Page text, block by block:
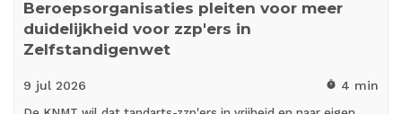
Beroepsorganisaties pleiten voor meer
duidelijkheid voor zzp'ers in
Zelfstandigenwet
9 jul 2026 timer 4 min